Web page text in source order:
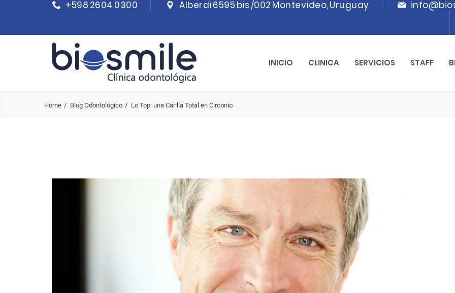
+598 2604 0300 Alberdi 6595 bis /002 Montevideo, Uruguay
INICIO CLINICA SERVICIOS STAFF
Home Blog Odontológico Lo Top: una Carilla Total en Circonio